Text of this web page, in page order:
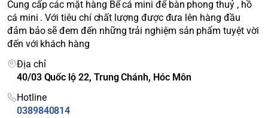
Cung cấp các mặt hàng Bể cá mini để bàn phong thuỷ , hồ
cá mini . Với tiêu chí chất lượng được đưa lên hàng đầu
đảm bảo sẽ đem đến những trải nghiệm sản phẩm tuyệt vời
đến với khách hàng
Địa chỉ
40/03 Quốc lộ 22, Trung Chánh, Hóc Môn
Hotline
0389840814